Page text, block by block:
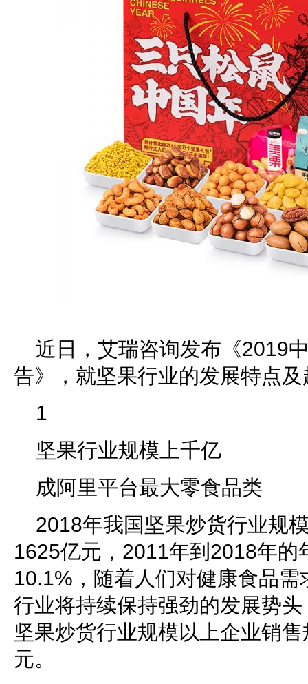
近日，艾瑞咨询发布《2019
告》，就坚果行业的发展特点
1
坚果行业规模上千亿
成阿里平台最大零食品类
2018年我国坚果炒货行业规
1625亿元，2011年到2018年的
10.1%，随着人们对健康食品
行业将持续保持强劲的发展势
坚果炒货行业规模以上企业销
元。